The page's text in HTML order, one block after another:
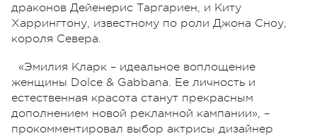
драконов Дейенерис Таргариен, и Киту
Харрингтону, известному по роли Джона Сноу,
короля Севера.
«Эмилия Кларк – идеальное воплощение
женщины Dolce & Gabbana. Ее личность и
естественная красота станут прекрасным
дополнением новой рекламной кампании», –
прокомментировал выбор актрисы дизайнер